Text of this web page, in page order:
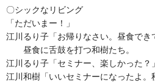
〇シックなリビング
「ただいまー！」
江川るり子「お帰りなさい。昼食でき
昼食に舌鼓を打つ和樹たち。
江川るり子「セミナー、楽しかった？」
江川和樹「いいセミナーになったよ